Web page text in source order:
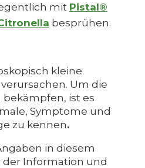
mit Pistal®
besprühen.
kleine
Um die
bekämpfen, ist es
Symptome und
zu kennen.
in diesem
Information und